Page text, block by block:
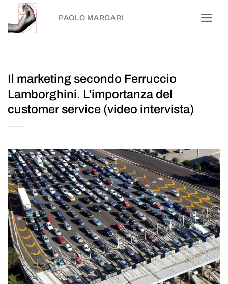
Salta
contenuti
PAOLO MARGARI
Il marketing secondo Ferruccio
Lamborghini. L’importanza del
customer service (video intervista)